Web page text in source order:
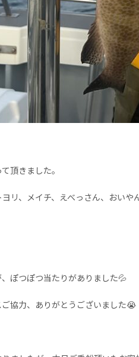
頂きました。
リ、メイチ、えべっさん、おい
ぽつぽつ当たりがありました💦
協力、ありがとうございました😭